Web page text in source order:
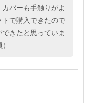
バーも手触りがよ
トで購入できたので
きたと思っていま